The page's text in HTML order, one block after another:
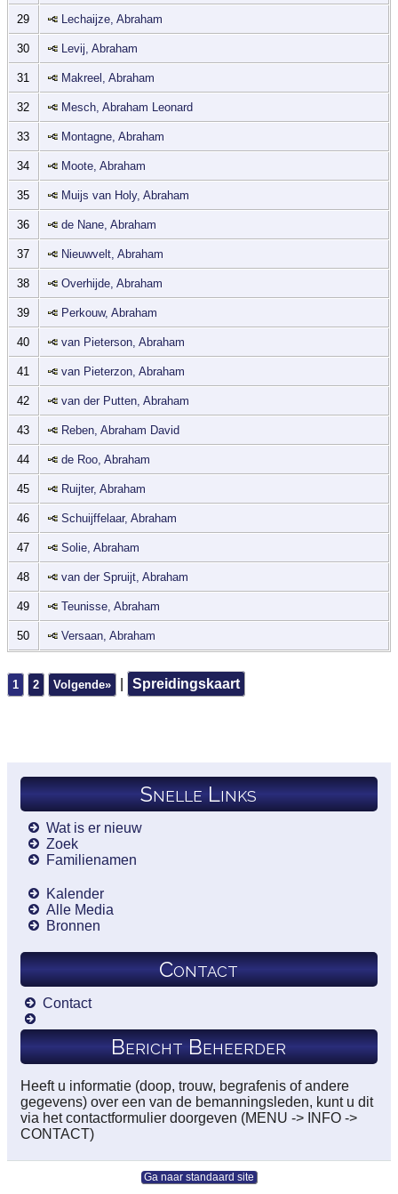
29 Lechaijze, Abraham
30 Levij, Abraham
31 Makreel, Abraham
32 Mesch, Abraham Leonard
33 Montagne, Abraham
34 Moote, Abraham
35 Muijs van Holy, Abraham
36 de Nane, Abraham
37 Nieuwvelt, Abraham
38 Overhijde, Abraham
39 Perkouw, Abraham
40 van Pieterson, Abraham
41 van Pieterzon, Abraham
42 van der Putten, Abraham
43 Reben, Abraham David
44 de Roo, Abraham
45 Ruijter, Abraham
46 Schuijffelaar, Abraham
47 Solie, Abraham
48 van der Spruijt, Abraham
49 Teunisse, Abraham
50 Versaan, Abraham
1 2 Volgende» Spreidingskaart
Snelle Links
Wat is er nieuw
Zoek
Familienamen
Kalender
Alle Media
Bronnen
Contact
Contact
Bericht Beheerder
Heeft u informatie (doop, trouw, begrafenis of andere
gegevens) over een van de bemanningsleden, kunt u dit
via het contactformulier doorgeven (MENU -> INFO ->
CONTACT)
Ga naar standaard site